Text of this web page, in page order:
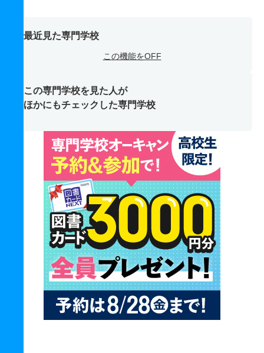
最近見た専門学校
この機能をOFF
この専門学校を見た人が
ほかにもチェックした専門学校